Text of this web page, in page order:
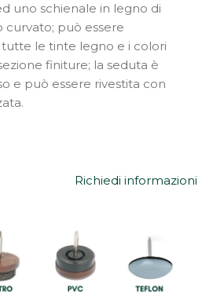
uno schienale in legno di
curvato; può essere
le tinte legno e i colori
finiture; la seduta è
e può essere rivestita con
Richiedi informazioni